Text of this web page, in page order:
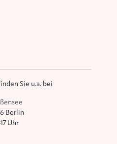
Sie u.a. bei
Berlin
Uhr